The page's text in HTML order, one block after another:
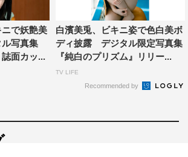
で妖艶美
写真集
誌面カッ...
白濱美兎、ビキニ姿で色白美ボ
ディ披露 デジタル限定写真集
『純白のプリズム』リリー...
TV LIFE
Recommended by